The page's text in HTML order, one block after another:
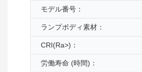
モデル番号：
ランプボディ素材：
CRI(Ra>)：
労働寿命 (時間)：